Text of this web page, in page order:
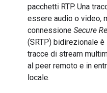
pacchetti RTP. Una
essere audio o video,
connessione Secure
(SRTP) bidirezionale
tracce di stream
al peer remoto e in
locale.